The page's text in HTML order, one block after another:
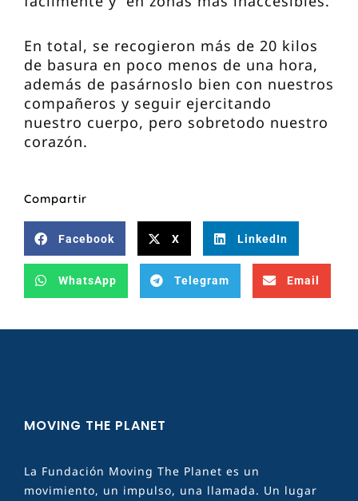
En total, se recogieron más de 20 kilos
de basura en poco menos de una hora,
además de pasárnoslo bien con nuestros
compañeros y seguir ejercitando
nuestro cuerpo, pero sobretodo nuestro
corazón.
Compartir
Facebook X LinkedIn
WhatsApp Telegram Email
MOVING THE PLANET
La Fundación Moving The Planet es un
movimiento, un impulso, una llamada. Un lugar